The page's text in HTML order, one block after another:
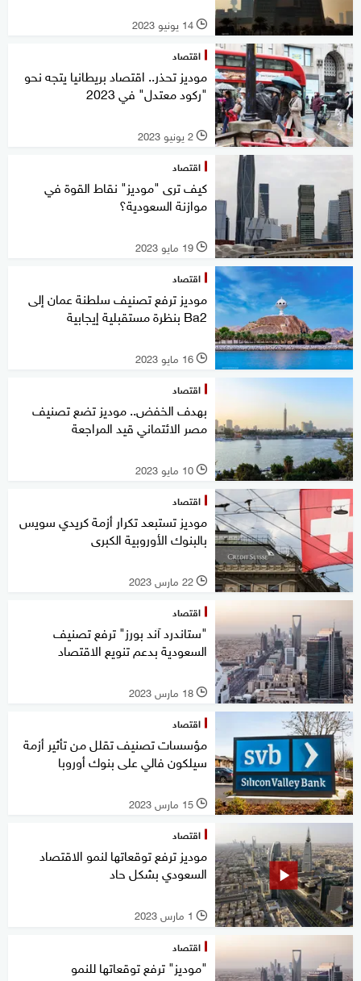
l 14 يونيو 2023
اقتصاد
موديز تحذر.. اقتصاد بريطانيا يتجه نحو
"ركود معتدل" في 2023
l 2 يونيو 2023
اقتصاد
كيف ترى "موديز" نقاط القوة في
موازنة السعودية؟
l 19 مايو 2023
اقتصاد
موديز ترفع تصنيف سلطنة عمان إلى
Ba2 بنظرة مستقبلية إيجابية
l 16 مايو 2023
اقتصاد
بهدف الخفض.. موديز تضع تصنيف
مصر الائتماني قيد المراجعة
l 10 مايو 2023
اقتصاد
موديز تستبعد تكرار أزمة كريدي سويس
بالبنوك الأوروبية الكبرى
l 22 مارس 2023
اقتصاد
"ستاندرد آند بورز" ترفع تصنيف
السعودية بدعم تنويع الاقتصاد
l 18 مارس 2023
اقتصاد
مؤسسات تصنيف تقلل من تأثير أزمة
سيلكون فالي على بنوك أوروبا
l 15 مارس 2023
اقتصاد
موديز ترفع توقعاتها لنمو الاقتصاد
السعودي بشكل حاد
l 1 مارس 2023
اقتصاد
"موديز" ترفع توقعاتها للنمو